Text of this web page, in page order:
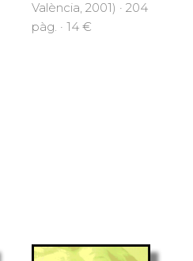
València, 2001) · 204
pàg. · 14 €